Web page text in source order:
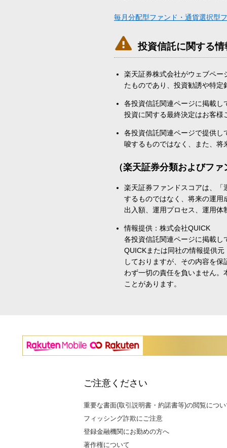
毎月分配型ファンド・通貨選択型
 投資信託に関する
楽天証券株式会社がウェブペ
たものであり、投資勧誘や特
各投資信託関連ページに掲載
投資に関する最終決定はお客
各投資信託関連ページで提供
唆するものではなく、また、
（楽天証券分類およびフ
楽天証券ファンドスコアは、
するものではなく、将来の運
出入額、運用プロセス、運用
情報提供：株式会社QUICK
各投資信託関連ページに掲載
QUICKまたは同社の情報提供
しておりますが、その内容を
わず一切の責任を負いません
ことがあります。
ご注意ください
重要な書面(取引説明書・約諾書等)の閲覧につ
フィッシング詐欺にご注意
登録金融機関にお勤めの方へ
著作権について